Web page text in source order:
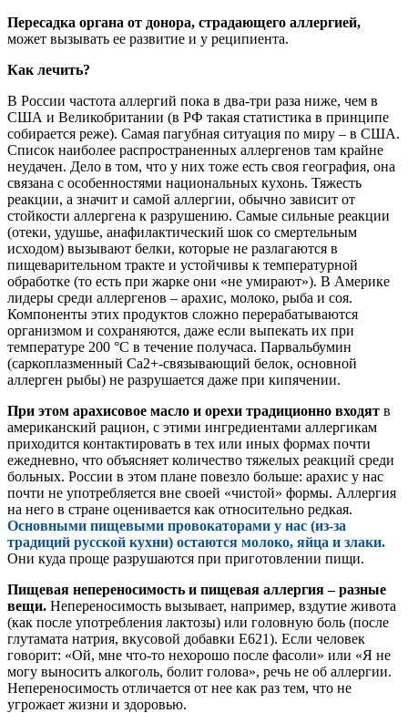
Пересадка органа от донора, страдающего аллергией,
может вызывать ее развитие и у реципиента.
Как лечить?
В России частота аллергий пока в два-три раза ниже, чем в
США и Великобритании (в РФ такая статистика в принципе
собирается реже). Самая пагубная ситуация по миру – в США.
Список наиболее распространенных аллергенов там крайне
неудачен. Дело в том, что у них тоже есть своя география, она
связана с особенностями национальных кухонь. Тяжесть
реакции, а значит и самой аллергии, обычно зависит от
стойкости аллергена к разрушению. Самые сильные реакции
(отеки, удушье, анафилактический шок со смертельным
исходом) вызывают белки, которые не разлагаются в
пищеварительном тракте и устойчивы к температурной
обработке (то есть при жарке они «не умирают»). В Америке
лидеры среди аллергенов – арахис, молоко, рыба и соя.
Компоненты этих продуктов сложно перерабатываются
организмом и сохраняются, даже если выпекать их при
температуре 200 °C в течение получаса. Парвальбумин
(саркоплазменный Ca2+-связывающий белок, основной
аллерген рыбы) не разрушается даже при кипячении.
При этом арахисовое масло и орехи традиционно входят в
американский рацион, с этими ингредиентами аллергикам
приходится контактировать в тех или иных формах почти
ежедневно, что объясняет количество тяжелых реакций среди
больных. России в этом плане повезло больше: арахис у нас
почти не употребляется вне своей «чистой» формы. Аллергия
на него в стране оценивается как относительно редкая.
Основными пищевыми провокаторами у нас (из-за
традиций русской кухни) остаются молоко, яйца и злаки.
Они куда проще разрушаются при приготовлении пищи.
Пищевая непереносимость и пищевая аллергия – разные
вещи. Непереносимость вызывает, например, вздутие живота
(как после употребления лактозы) или головную боль (после
глутамата натрия, вкусовой добавки E621). Если человек
говорит: «Ой, мне что-то нехорошо после фасоли» или «Я не
могу выносить алкоголь, болит голова», речь не об аллергии.
Непереносимость отличается от нее как раз тем, что не
угрожает жизни и здоровью.